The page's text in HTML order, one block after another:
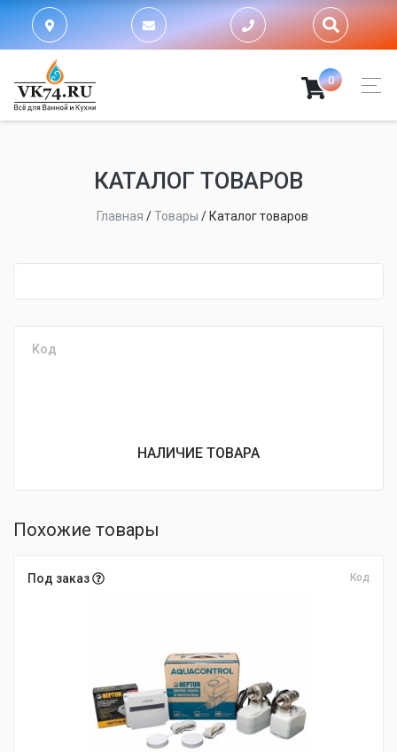
0
КАТАЛОГ ТОВАРОВ
Главная /Товары / Каталог товаров
Код
НАЛИЧИЕ ТОВАРА
Похожие товары
Под заказ Код